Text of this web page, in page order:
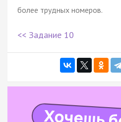
более трудных номеров.
<< Задание 10